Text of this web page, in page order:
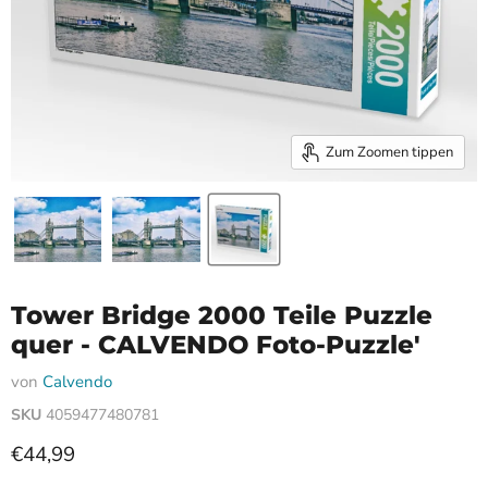
Zum Zoomen tippen
Tower Bridge 2000 Teile Puzzle
quer - CALVENDO Foto-Puzzle'
von Calvendo
SKU 4059477480781
Aktueller Preis
€44,99